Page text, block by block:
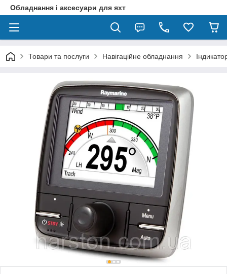
Обладнання і аксесуари для яхт
Товари та послуги Навігаційне обладнання